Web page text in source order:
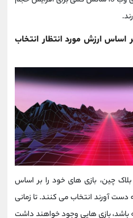
را بر اساس ارزش مورد انتظار انتخاب
بلاک چین، بازی های خود را بر اساس
آورند انتخاب می کنند. تا زمانی
باشد، بازی هایی وجود خواهند داشت